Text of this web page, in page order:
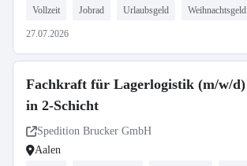
Vollzeit Jobrad Urlaubsgeld Weihnachtsgeld
27.07.2026
Fachkraft für Lagerlogistik (m/w/d)
in 2-Schicht
Spedition Brucker GmbH
Aalen